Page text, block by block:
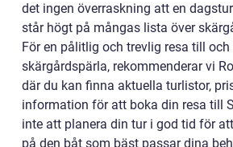
det ingen överraskning att en
står högt på mångas lista över
För en pålitlig och trevlig resa till
skärgårdspärla, rekommenderar vi
där du kan finna aktuella turlistor,
information för att boka din resa till
inte att planera din tur i god tid för
på den båt som bäst passar dina